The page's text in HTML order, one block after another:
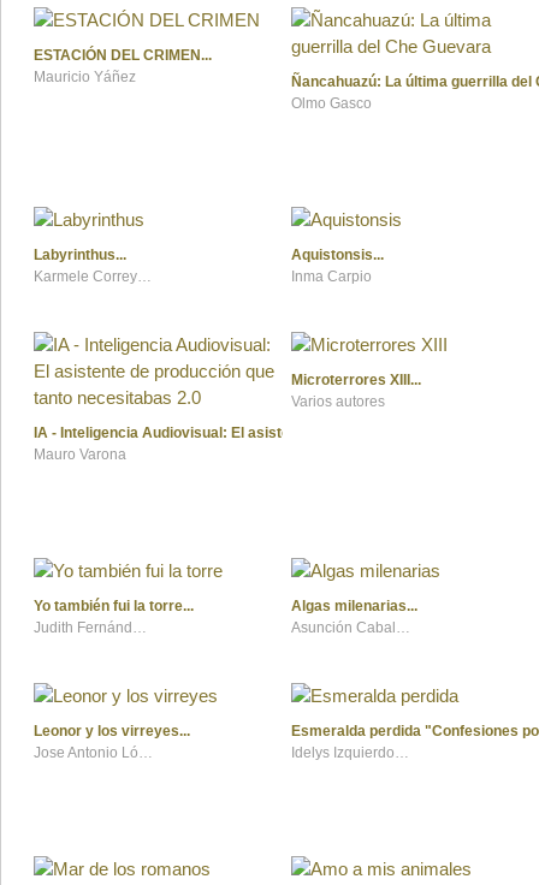
ESTACIÓN DEL CRIMEN
Mauricio Yáñez
Ñancahuazú: La última guerrilla del
Olmo Gasco
Labyrinthus
Karmele Correyero Sosa
Aquistonsis
Inma Carpio
IA - Inteligencia Audiovisual: El asistente de producción que tanto
Mauro Varona
Microterrores XIII
Varios autores
Yo también fui la torre
Judith Fernández Batista
Algas milenarias
Asunción Caballero -Mascab-
Leonor y los virreyes
Jose Antonio López Nevot
Esmeralda perdida "Confesiones
Idelys Izquierdo Laboy